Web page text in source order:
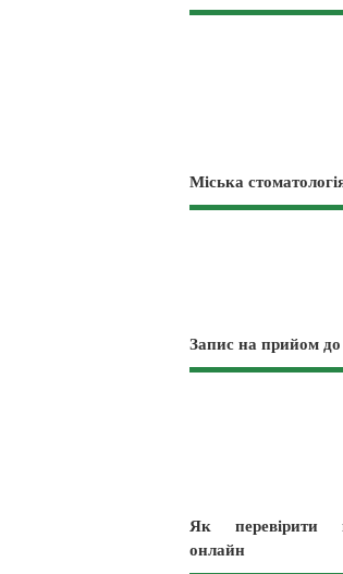
Міська
Запис на прийом до
Як перевірити
онлайн